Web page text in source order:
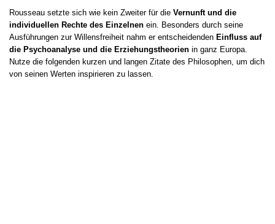
Rousseau setzte sich wie kein Zweiter für die Vernunft und die
individuellen Rechte des Einzelnen ein. Besonders durch seine
Ausführungen zur Willensfreiheit nahm er entscheidenden Einfluss auf
die Psychoanalyse und die Erziehungstheorien in ganz Europa.
Nutze die folgenden kurzen und langen Zitate des Philosophen, um dich
von seinen Werten inspirieren zu lassen.